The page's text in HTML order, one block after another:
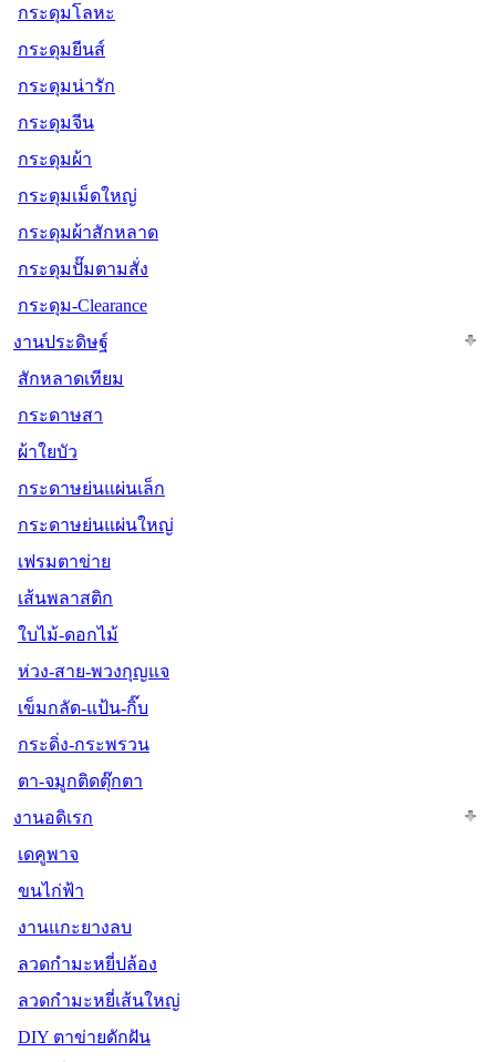
กระดุมโลหะ
กระดุมยีนส์
กระดุมน่ารัก
กระดุมจีน
กระดุมผ้า
กระดุมเม็ดใหญ่
กระดุมผ้าสักหลาด
กระดุมปั๊มตามสั่ง
กระดุม-Clearance
งานประดิษฐ์
สักหลาดเทียม
กระดาษสา
ผ้าใยบัว
กระดาษย่นแผ่นเล็ก
กระดาษย่นแผ่นใหญ่
เฟรมตาข่าย
เส้นพลาสติก
ใบไม้-ดอกไม้
ห่วง-สาย-พวงกุญแจ
เข็มกลัด-แป้น-กิ๊บ
กระดิ่ง-กระพรวน
ตา-จมูกติดตุ๊กตา
งานอดิเรก
เดคูพาจ
ขนไก่ฟ้า
งานแกะยางลบ
ลวดกำมะหยี่ปล้อง
ลวดกำมะหยี่เส้นใหญ่
DIY ตาข่ายดักฝัน